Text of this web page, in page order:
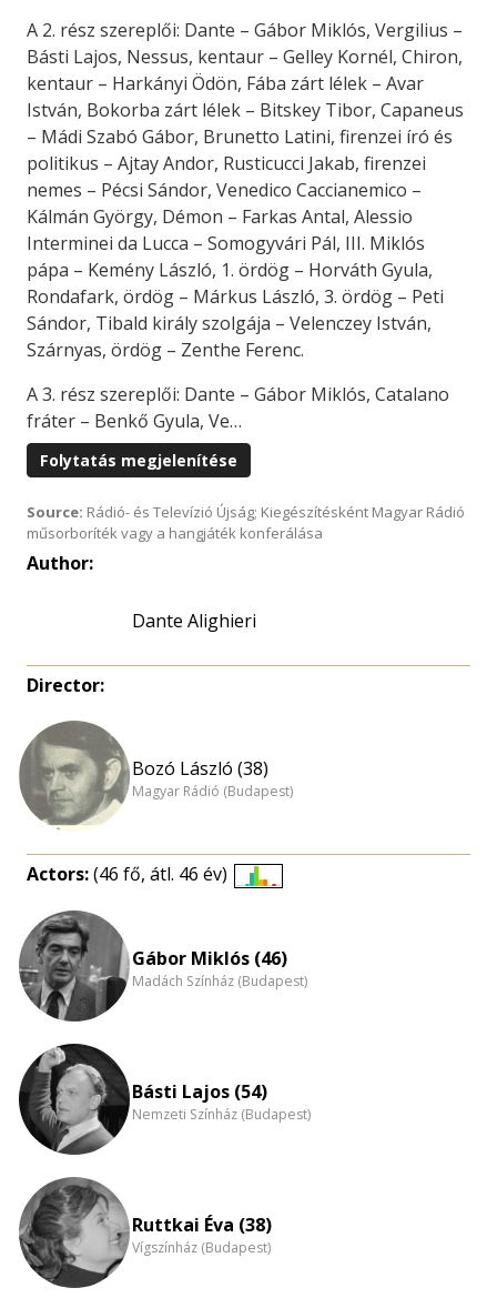
A 2. rész szereplői: Dante – Gábor Miklós, Vergilius –
Básti Lajos, Nessus, kentaur – Gelley Kornél, Chiron,
kentaur – Harkányi Ödön, Fába zárt lélek – Avar
István, Bokorba zárt lélek – Bitskey Tibor, Capaneus
– Mádi Szabó Gábor, Brunetto Latini, firenzei író és
politikus – Ajtay Andor, Rusticucci Jakab, firenzei
nemes – Pécsi Sándor, Venedico Caccianemico –
Kálmán György, Démon – Farkas Antal, Alessio
Interminei da Lucca – Somogyvári Pál, III. Miklós
pápa – Kemény László, 1. ördög – Horváth Gyula,
Rondafark, ördög – Márkus László, 3. ördög – Peti
Sándor, Tibald király szolgája – Velenczey István,
Szárnyas, ördög – Zenthe Ferenc.
A 3. rész szereplői: Dante – Gábor Miklós, Catalano
fráter – Benkő Gyula, Ve…
Folytatás megjelenítése
Source: Rádió- és Televízió Újság; Kiegészítésként Magyar Rádió
műsorboríték vagy a hangjáték konferálása
Author:
Dante Alighieri
Director:
Bozó László (38)
Magyar Rádió (Budapest)
Actors:(46 fő, átl. 46 év)
nagyítása
Gábor Miklós (46)
Madách Színház (Budapest)
Básti Lajos (54)
Nemzeti Színház (Budapest)
Ruttkai Éva (38)
Vígszínház (Budapest)